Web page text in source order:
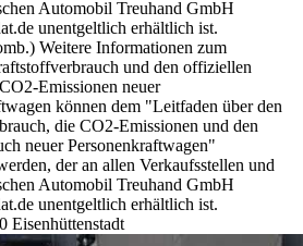
Automobil Treuhand GmbH
unentgeltlich erhältlich ist.
Weitere Informationen zum
und den offiziellen
Emissionen neuer
können dem "Leitfaden über den
die CO2-Emissionen und den
neuer Personenkraftwagen"
der an allen Verkaufsstellen und
Automobil Treuhand GmbH
unentgeltlich erhältlich ist.
Eisenhüttenstadt